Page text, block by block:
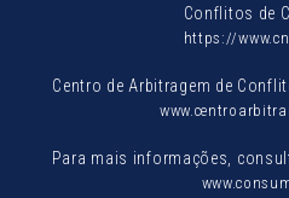
Conflitos de
https://
Centro de Arbitragem de
Para mais informações,